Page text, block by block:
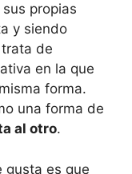
propias
y siendo
de
en la que
forma.
una forma de
al otro.
gusta es que